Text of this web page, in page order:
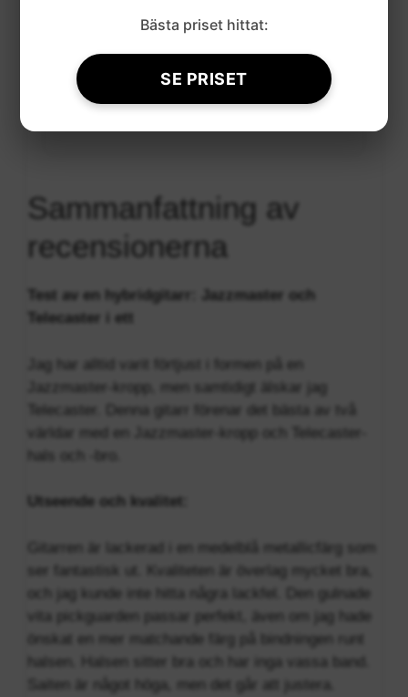
Sammanfattning av
recensionerna
Test av en hybridgitarr: Jazzmaster och
Telecaster i ett
Jag har alltid varit förtjust i formen på en
Jazzmaster-kropp, men samtidigt älskar jag
Telecaster. Denna gitarr förenar det bästa av två
världar med en Jazzmaster-kropp och Telecaster-
hals och -bro.
Utseende och kvalitet:
Gitarren är lackerad i en medelblå metallicfärg som
ser fantastisk ut. Kvaliteten är överlag mycket bra,
och jag kunde inte hitta några lackfel. Den gulnade
vita pickguarden passar perfekt, även om jag hade
önskat en mer matchande färg på bindningen runt
halsen. Halsen sitter bra och har inga vassa band.
Saiten är något höga, men det går att justera.
Bästa priset hittat:
SE PRISET